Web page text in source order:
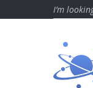
to